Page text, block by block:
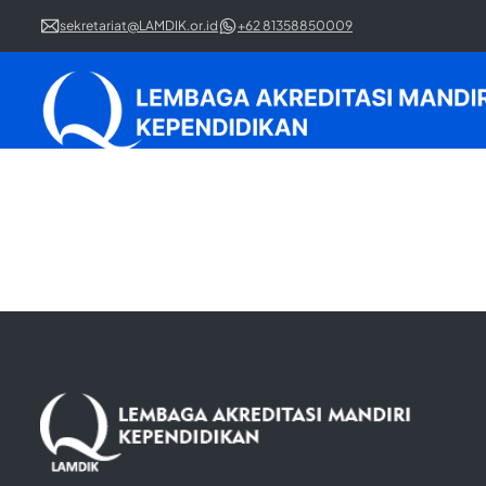
sekretariat@LAMDIK.or.id +62 81358850009